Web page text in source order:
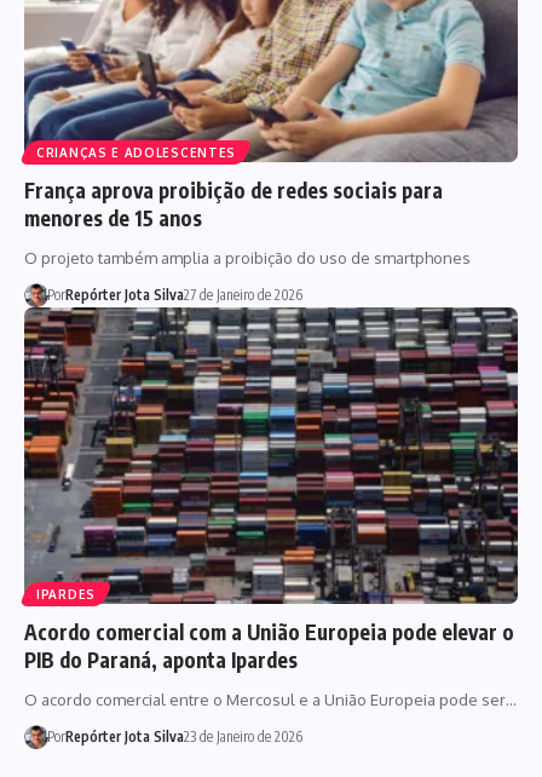
CRIANÇAS E ADOLESCENTES
França aprova proibição de redes sociais para
menores de 15 anos
O projeto também amplia a proibição do uso de smartphones
PorRepórter Jota Silva27 de Janeiro de 2026
IPARDES
Acordo comercial com a União Europeia pode elevar o
PIB do Paraná, aponta Ipardes
O acordo comercial entre o Mercosul e a União Europeia pode ser…
PorRepórter Jota Silva23 de Janeiro de 2026